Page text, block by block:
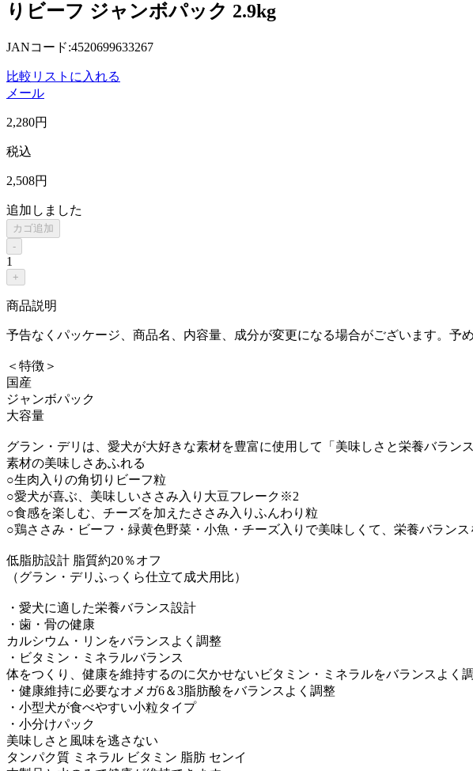
りビーフ ジャンボパック 2.9kg
JANコード:4520699633267
比較リストに入れる
メール
2,280円
税込
2,508円
追加しました
カゴ追加
-
1
+
商品説明
予告なくパッケージ、商品名、内容量、成分が変更になる場合がございます。予
＜特徴＞
国産
ジャンボパック
大容量
グラン・デリは、愛犬が大好きな素材を豊富に使用して「美味しさと栄養バラ
素材の美味しさあふれる
○生肉入りの角切りビーフ粒
○愛犬が喜ぶ、美味しいささみ入り大豆フレーク※2
○食感を楽しむ、チーズを加えたささみ入りふんわり粒
○鶏ささみ・ビーフ・緑黄色野菜・小魚・チーズ入りで美味しくて、栄養バラン
低脂肪設計 脂質約20％オフ
（グラン・デリふっくら仕立て成犬用比）
・愛犬に適した栄養バランス設計
・歯・骨の健康
カルシウム・リンをバランスよく調整
・ビタミン・ミネラルバランス
体をつくり、健康を維持するのに欠かせないビタミン・ミネラルをバランスよく
・健康維持に必要なオメガ6＆3脂肪酸をバランスよく調整
・小型犬が食べやすい小粒タイプ
・小分けパック
美味しさと風味を逃さない
タンパク質 ミネラル ビタミン 脂肪 センイ